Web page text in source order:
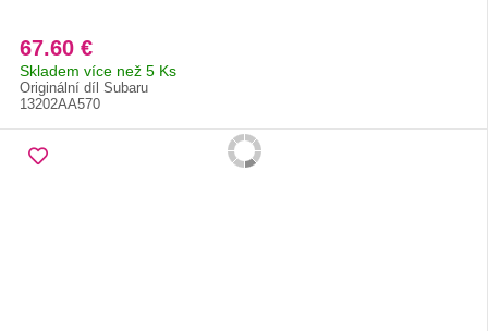
67.60 €
Skladem více než 5 Ks
Originální díl Subaru
13202AA570